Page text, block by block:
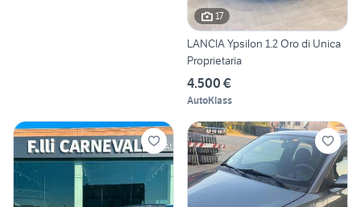
17
LANCIA Ypsilon 1.2 Oro di Unica
Proprietaria
4.500 €
AutoKlass